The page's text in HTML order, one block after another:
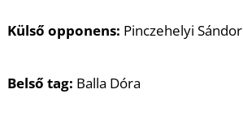
Külső opponens: Pinczehelyi Sándor
Belső tag: Balla Dóra